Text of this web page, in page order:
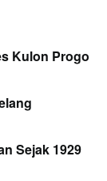
Kulon Progo
Sejak 1929